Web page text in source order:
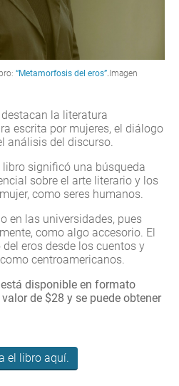
“Metamorfosis del eros”. Imagen
la literatura
escrita por mujeres, el diálogo
análisis del discurso.
significó una búsqueda
sobre el arte literario y los
como seres humanos.
en las universidades, pues
como algo accesorio. El
eros desde los cuentos y
centroamericanos.
disponible en formato
de $28 y se puede obtener
el libro aquí.